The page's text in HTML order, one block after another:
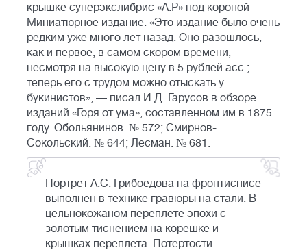
крышке суперэкслибрис «А.Р» под короной
Миниатюрное издание. «Это издание было очень
редким уже много лет назад. Оно разошлось,
как и первое, в самом скором времени,
несмотря на высокую цену в 5 рублей асс.;
теперь его с трудом можно отыскать у
букинистов», — писал И.Д. Гарусов в обзоре
изданий «Горя от ума», составленном им в 1875
году. Обольянинов. № 572; Смирнов-
Сокольский. № 644; Лесман. № 681.
Портрет А.С. Грибоедова на фронтисписе
выполнен в технике гравюры на стали. В
цельнокожаном переплете эпохи с
золотым тиснением на корешке и
крышках переплета. Потертости